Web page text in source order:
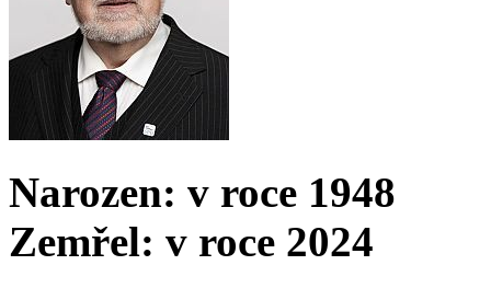
Narozen: v roce 1948
Zemřel: v roce 2024